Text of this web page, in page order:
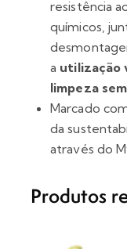
resistência
químicos,
a utilização
limpeza
Marcado
da
através do
Produtos